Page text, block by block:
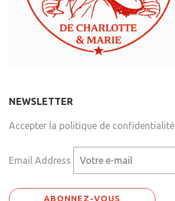
NEWSLETTER
Accepter la politique de confidentialité
Email Address